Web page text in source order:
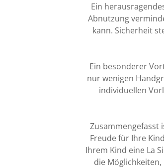
Ein
Abnutzung
kann. Sicherheit
Ein besonderer
nur wenigen
individuellen
Zusammengefasst
Freude für Ihre
Ihrem Kind eine La
die